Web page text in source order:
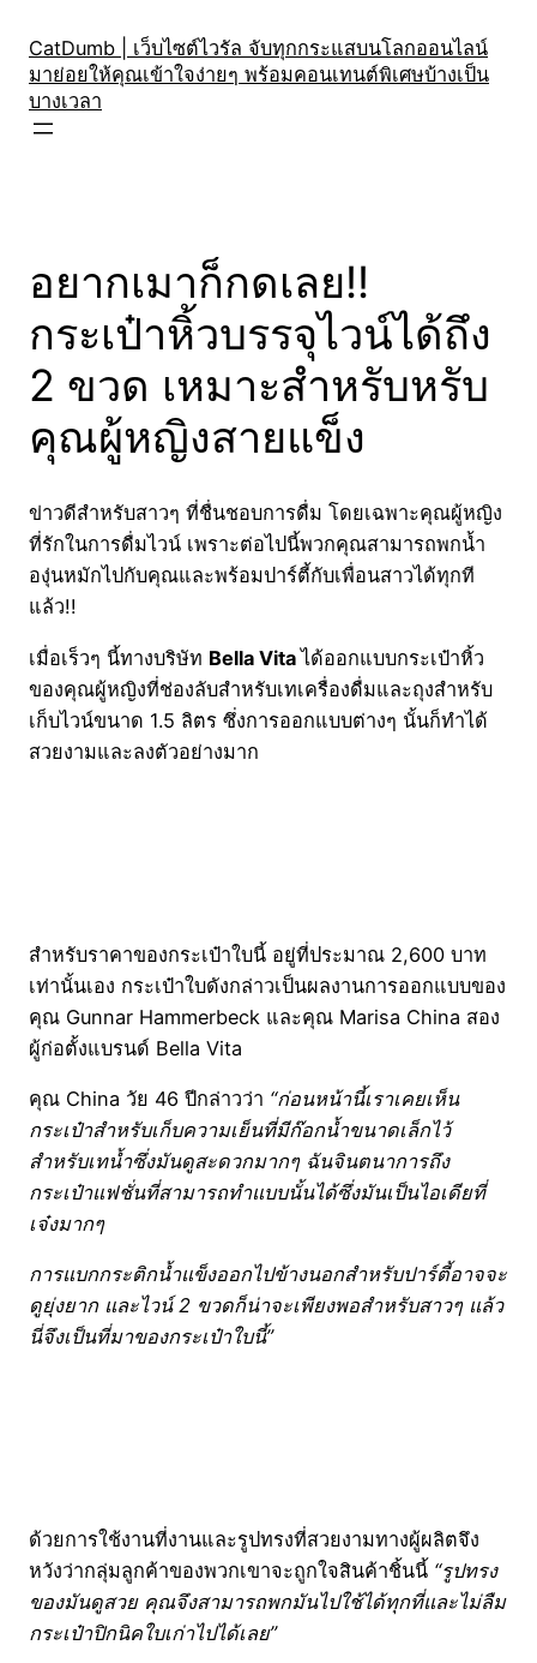
content
CatDumb | เว็บไซต์ไวรัล จับทุกกระแสบนโลกออนไลน์
มาย่อยให้คุณเข้าใจง่ายๆ พร้อมคอนเทนต์พิเศษบ้างเป็น
บางเวลา
อยากเมาก็กดเลย!!
กระเป๋าหิ้วบรรจุไวน์ได้ถึง
2 ขวด เหมาะสำหรับหรับ
คุณผู้หญิงสายแข็ง
ข่าวดีสำหรับสาวๆ ที่ชื่นชอบการดื่ม โดยเฉพาะคุณผู้หญิง
ที่รักในการดื่มไวน์ เพราะต่อไปนี้พวกคุณสามารถพกน้ำ
องุ่นหมักไปกับคุณและพร้อมปาร์ตี้กับเพื่อนสาวได้ทุกที
แล้ว!!
เมื่อเร็วๆ นี้ทางบริษัท Bella Vitaได้ออกแบบกระเป๋าหิ้ว
ของคุณผู้หญิงที่ช่องลับสำหรับเทเครื่องดื่มและถุงสำหรับ
เก็บไวน์ขนาด 1.5 ลิตร ซึ่งการออกแบบต่างๆ นั้นก็ทำได้
สวยงามและลงตัวอย่างมาก
สำหรับราคาของกระเป๋าใบนี้ อยู่ที่ประมาณ 2,600 บาท
เท่านั้นเอง กระเป๋าใบดังกล่าวเป็นผลงานการออกแบบของ
คุณ Gunnar Hammerbeck และคุณ Marisa China สอง
ผู้ก่อตั้งแบรนด์ Bella Vita
คุณ China วัย 46 ปีกล่าวว่า “ก่อนหน้านี้เราเคยเห็น
กระเป๋าสำหรับเก็บความเย็นที่มีก๊อกน้ำขนาดเล็กไว้
สำหรับเทน้ำซึ่งมันดูสะดวกมากๆ ฉันจินตนาการถึง
กระเป๋าแฟชั่นที่สามารถทำแบบนั้นได้ซึ่งมันเป็นไอเดียที่
เจ๋งมากๆ
การแบกกระติกน้ำแข็งออกไปข้างนอกสำหรับปาร์ตี้อาจจะ
ดูยุ่งยาก และไวน์ 2 ขวดก็น่าจะเพียงพอสำหรับสาวๆ แล้ว
นี่จึงเป็นที่มาของกระเป๋าใบนี้”
ด้วยการใช้งานที่งานและรูปทรงที่สวยงามทางผู้ผลิตจึง
หวังว่ากลุ่มลูกค้าของพวกเขาจะถูกใจสินค้าชิ้นนี้ “รูปทรง
ของมันดูสวย คุณจึงสามารถพกมันไปใช้ได้ทุกที่และไม่ลืม
กระเป๋าปิกนิคใบเก่าไปได้เลย”